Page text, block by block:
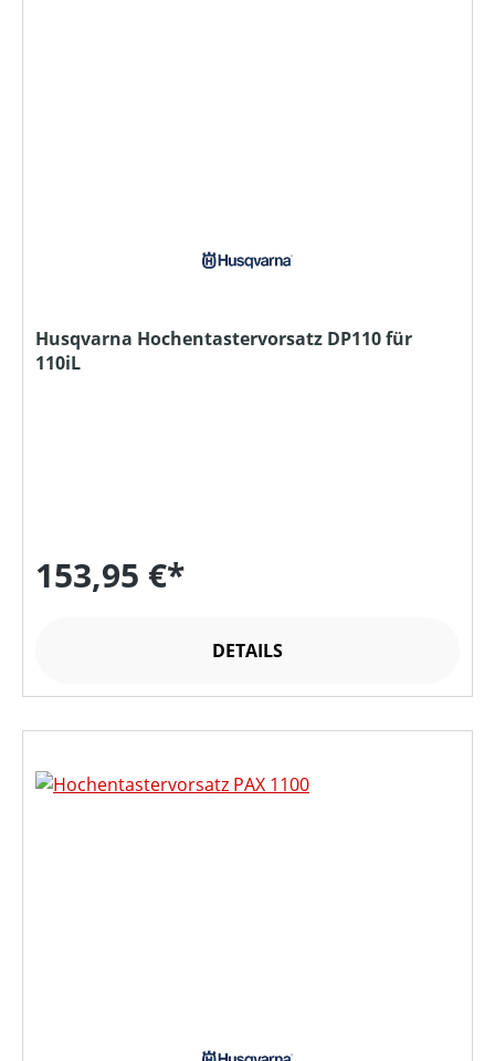
Husqvarna Hochentastervorsatz DP110 für
110iL
153,95 €*
DETAILS